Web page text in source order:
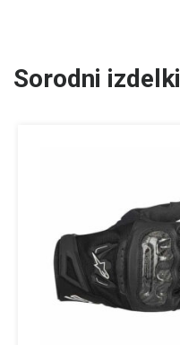
Sorodni izdelki